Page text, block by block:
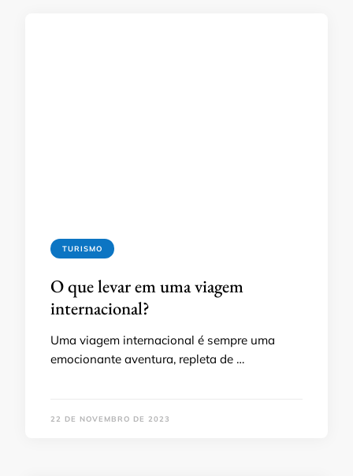
TURISMO
O que levar em uma viagem
internacional?
Uma viagem internacional é sempre uma
emocionante aventura, repleta de …
22 DE NOVEMBRO DE 2023